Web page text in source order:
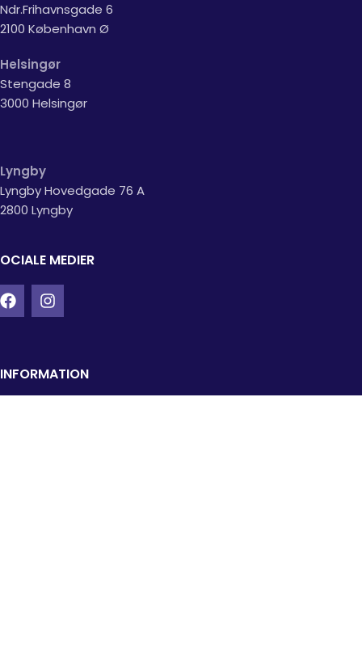
Ndr.Frihavnsgade 6
2100 København Ø
Helsingør
Stengade 8
3000 Helsingør
Lyngby
Lyngby Hovedgade 76 A
2800 Lyngby
MEDIER
INFORMATION